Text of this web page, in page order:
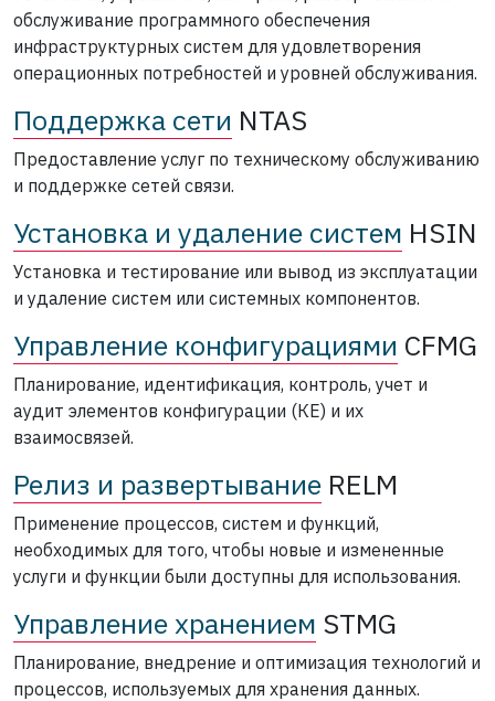
обслуживание программного обеспечения
инфраструктурных систем для удовлетворения
операционных потребностей и уровней обслуживания.
Поддержка сети NTAS
Предоставление услуг по техническому обслуживанию
и поддержке сетей связи.
Установка и удаление систем HSIN
Установка и тестирование или вывод из эксплуатации
и удаление систем или системных компонентов.
Управление конфигурациями CFMG
Планирование, идентификация, контроль, учет и
аудит элементов конфигурации (КЕ) и их
взаимосвязей.
Релиз и развертывание RELM
Применение процессов, систем и функций,
необходимых для того, чтобы новые и измененные
услуги и функции были доступны для использования.
Управление хранением STMG
Планирование, внедрение и оптимизация технологий и
процессов, используемых для хранения данных.